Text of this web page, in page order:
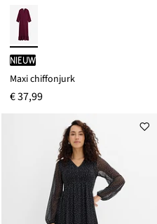
Nieuw
Maxi chiffonjurk
€ 37,99